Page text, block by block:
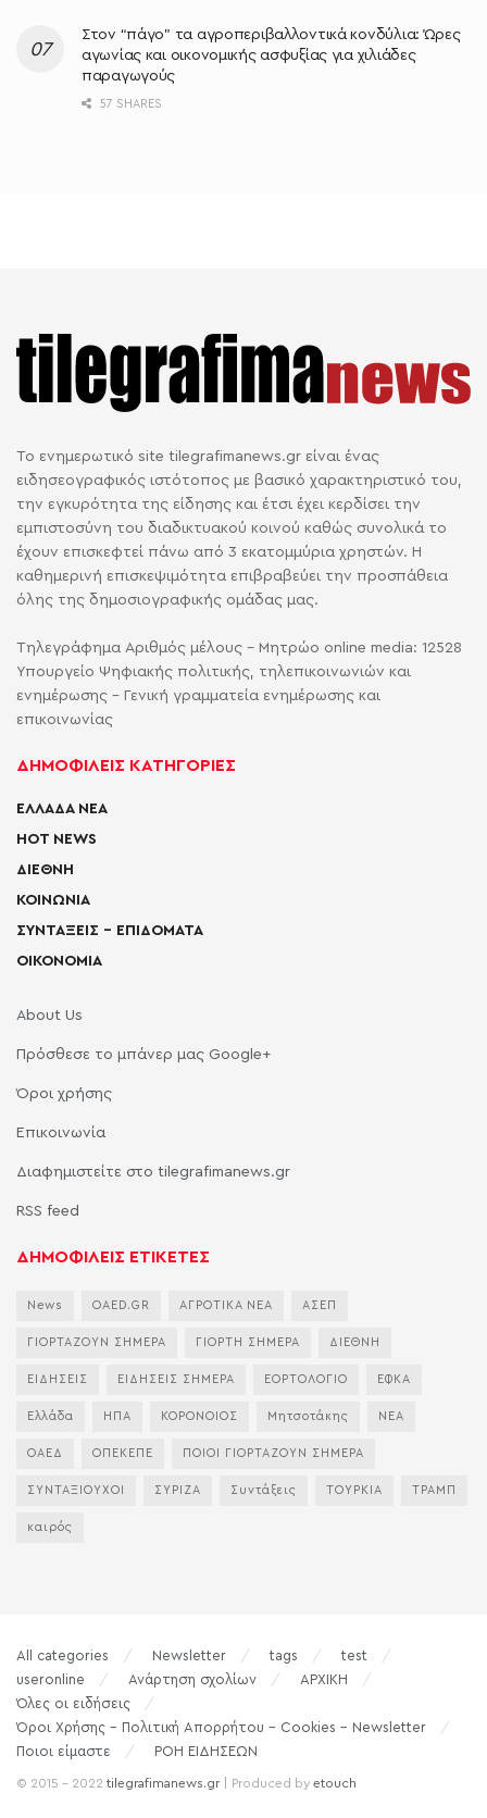
Στον “πάγο” τα αγροπεριβαλλοντικά κονδύλια: Ώρες
αγωνίας και οικονομικής ασφυξίας για χιλιάδες
παραγωγούς
57 SHARES
Το ενημερωτικό site tilegrafimanews.gr είναι ένας
ειδησεογραφικός ιστότοπος με βασικό χαρακτηριστικό του,
την εγκυρότητα της είδησης και έτσι έχει κερδίσει την
εμπιστοσύνη του διαδικτυακού κοινού καθώς συνολικά το
έχουν επισκεφτεί πάνω από 3 εκατομμύρια χρηστών. Η
καθημερινή επισκεψιμότητα επιβραβεύει την προσπάθεια
όλης της δημοσιογραφικής ομάδας μας.
Τηλεγράφημα Αριθμός μέλους - Μητρώο online media: 12528
Υπουργείο Ψηφιακής πολιτικής, τηλεπικοινωνιών και
ενημέρωσης - Γενική γραμματεία ενημέρωσης και
επικοινωνίας
ΔΗΜΟΦΙΛΕΙΣ ΚΑΤΗΓΟΡΙΕΣ
ΕΛΛΑΔΑ ΝΕΑ
HOT NEWS
ΔΙΕΘΝΗ
ΚΟΙΝΩΝΙΑ
ΣΥΝΤΑΞΕΙΣ – ΕΠΙΔΟΜΑΤΑ
ΟΙΚΟΝΟΜΙΑ
About Us
Πρόσθεσε το μπάνερ μας Google+
Όροι χρήσης
Επικοινωνία
Διαφημιστείτε στο tilegrafimanews.gr
RSS feed
ΔΗΜΟΦΙΛΕΙΣ ΕΤΙΚΕΤΕΣ
News OAED.GR ΑΓΡΟΤΙΚΑ ΝΕΑ ΑΣΕΠ
ΓΙΟΡΤΑΖΟΥΝ ΣΗΜΕΡΑ ΓΙΟΡΤΗ ΣΗΜΕΡΑ ΔΙΕΘΝΗ
ΕΙΔΗΣΕΙΣ ΕΙΔΗΣΕΙΣ ΣΗΜΕΡΑ ΕΟΡΤΟΛΟΓΙΟ ΕΦΚΑ
Ελλάδα ΗΠΑ ΚΟΡΟΝΟΙΟΣ Μητσοτάκης ΝΕΑ
ΟΑΕΔ ΟΠΕΚΕΠΕ ΠΟΙΟΙ ΓΙΟΡΤΑΖΟΥΝ ΣΗΜΕΡΑ
ΣΥΝΤΑΞΙΟΥΧΟΙ ΣΥΡΙΖΑ Συντάξεις ΤΟΥΡΚΙΑ ΤΡΑΜΠ
καιρός
All categories Newsletter tags
test
useronline
Ανάρτηση σχολίων
ΑΡΧΙΚΗ
Όλες οι ειδήσεις
Όροι Χρήσης – Πολιτική Απορρήτου – Cookies – Newsletter
Ποιοι είμαστε
ΡΟΗ ΕΙΔΗΣΕΩΝ
© 2015 - 2022 tilegrafimanews.gr| Produced by etouch